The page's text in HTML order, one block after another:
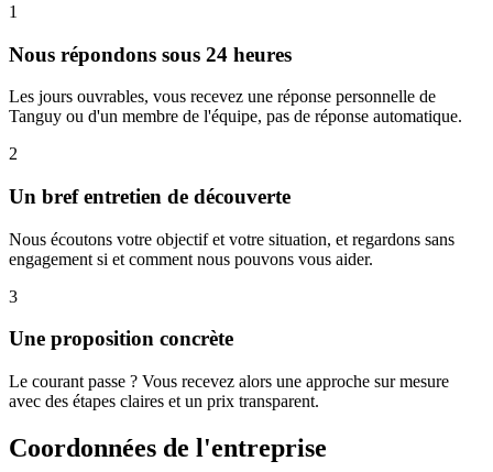
1
Nous répondons sous 24 heures
Les jours ouvrables, vous recevez une réponse personnelle de
Tanguy ou d'un membre de l'équipe, pas de réponse automatique.
2
Un bref entretien de découverte
Nous écoutons votre objectif et votre situation, et regardons sans
engagement si et comment nous pouvons vous aider.
3
Une proposition concrète
Le courant passe ? Vous recevez alors une approche sur mesure
avec des étapes claires et un prix transparent.
Coordonnées de l'entreprise